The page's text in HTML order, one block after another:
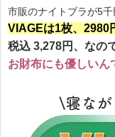
市販のナイトブラが5
VIAGEは1枚、2980
税込 3,278円、なの
お財布にも優しいん